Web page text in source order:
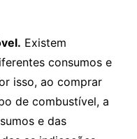
Existem
consumos e
isso, ao comprar
de combustível, a
e das